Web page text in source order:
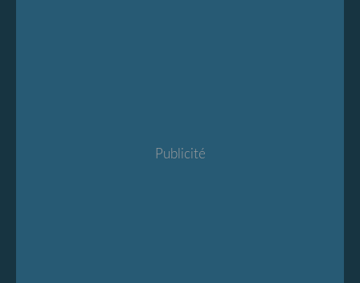
Publicité